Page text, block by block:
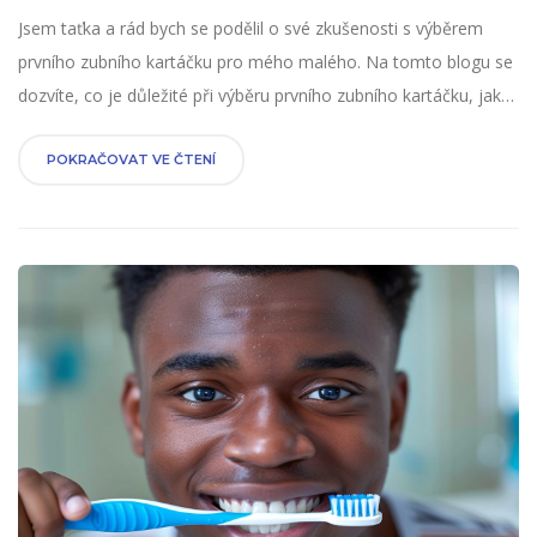
Jsem taťka a rád bych se podělil o své zkušenosti s výběrem
prvního zubního kartáčku pro mého malého. Na tomto blogu se
dozvíte, co je důležité při výběru prvního zubního kartáčku, jaká
kartáček. Rád vás provedu celým procesem, je to důležité pro
POKRAČOVAT VE ČTENÍ